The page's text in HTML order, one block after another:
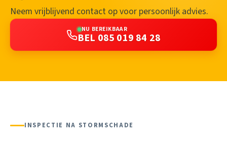
Neem vrijblijvend contact op voor persoonlijk advies.
NU BEREIKBAAR
BEL 085 019 84 28
INSPECTIE NA STORMSCHADE